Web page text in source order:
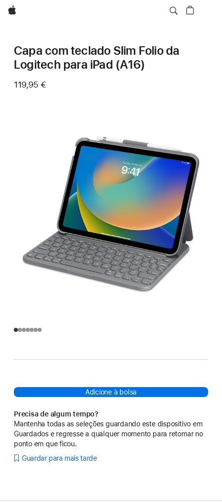
Apple
Capa com teclado Slim Folio da
Logitech para iPad (A16)
119,95 €
Adicione à bolsa
Precisa de algum tempo?
Mantenha todas as seleções guardando este dispositivo em
Guardados e regresse a qualquer momento para retomar no
ponto em que ficou.
Guardar para mais tarde